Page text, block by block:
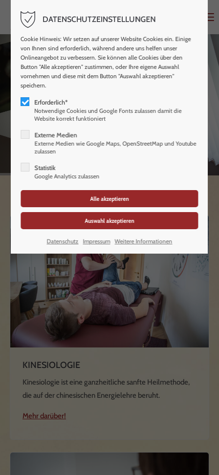
BLOCKADEN LÖSEN
WOHLBEFINDEN STEIGERN
Preise
KINESIOLOGIE
Kinesiologie ist eine ganzheitliche sanfte Heilmethode,
die auf der chinesischen Energielehre beruht.
Mehr darüber!
DATENSCHUTZEINSTELLUNGEN
Cookie Hinweis: Wir setzen auf unserer Website Cookies ein. Einige
von Ihnen sind erforderlich, während andere uns helfen unser
Onlineangebot zu verbessern. Sie können alle Cookies über den
Button "Alle akzeptieren" zustimmen, oder Ihre eigene Auswahl
vornehmen und diese mit dem Button "Auswahl akzeptieren"
speichern.
Erforderlich*
Notwendige Cookies und Google Fonts zulassen damit die
Website korrekt funktioniert
Externe Medien
Externe Medien wie Google Maps, OpenStreetMap und Youtube
zulassen
Statistik
Google Analytics zulassen
Datenschutz Impressum Weitere Informationen